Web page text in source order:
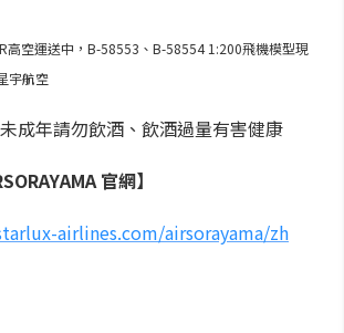
高空運送中，B-58553、B-58554 1:200飛機模型現
宇航空
成年請勿飲酒、飲酒過量有害健康
官網】
airlines.com/airsorayama/zh